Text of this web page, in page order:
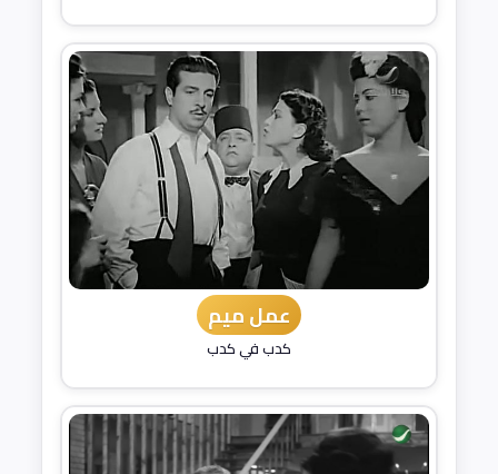
عمل ميم
كدب في كدب